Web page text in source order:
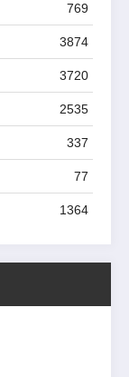
769
3874
3720
2535
337
77
1364